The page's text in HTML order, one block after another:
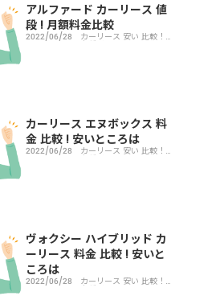
アルファード カーリース 値
段 ! 月額料金比較
2022/06/28 カーリース 安い 比較！
車種別
カーリース エヌボックス 料
金 比較 ! 安いところは
2022/06/28 カーリース 安い 比較！
車種別
ヴォクシー ハイブリッド カ
ーリース 料金 比較 ! 安いと
ころは
2022/06/28 カーリース 安い 比較！
車種別